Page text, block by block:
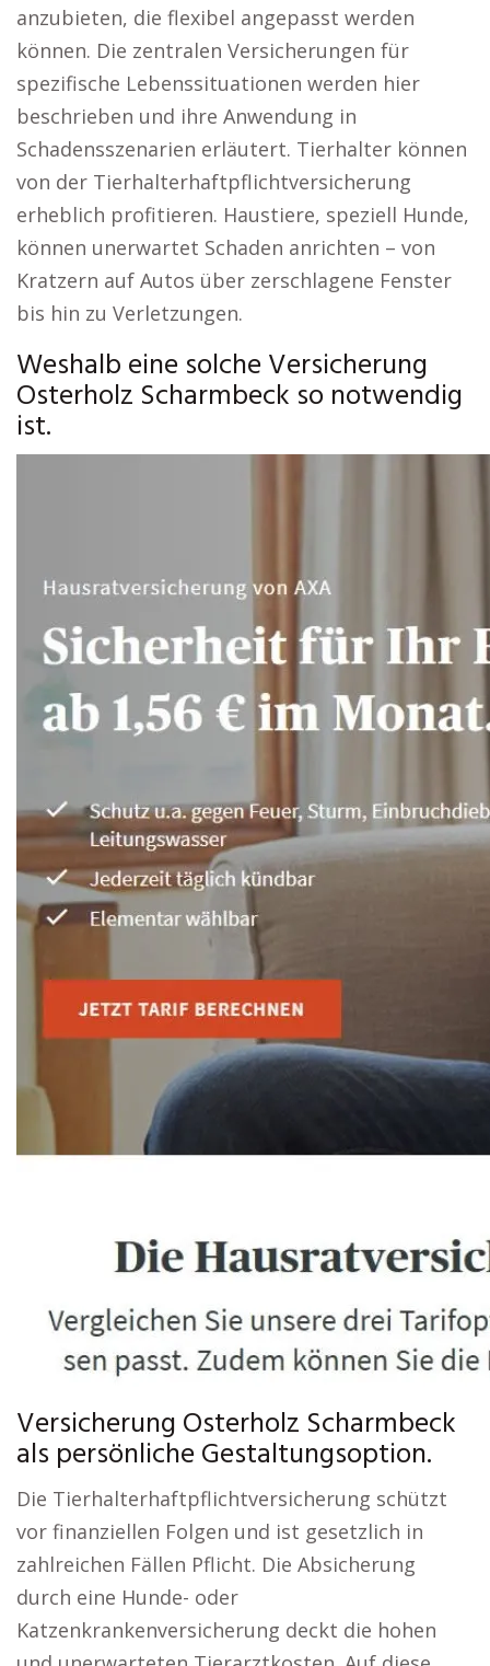
anzubieten, die flexibel angepasst werden
können. Die zentralen Versicherungen für
spezifische Lebenssituationen werden hier
beschrieben und ihre Anwendung in
Schadensszenarien erläutert. Tierhalter können
von der Tierhalterhaftpflichtversicherung
erheblich profitieren. Haustiere, speziell Hunde,
können unerwartet Schaden anrichten – von
Kratzern auf Autos über zerschlagene Fenster
bis hin zu Verletzungen.
Weshalb eine solche Versicherung
Osterholz Scharmbeck so notwendig
ist.
Versicherung Osterholz Scharmbeck
als persönliche Gestaltungsoption.
Die Tierhalterhaftpflichtversicherung schützt
vor finanziellen Folgen und ist gesetzlich in
zahlreichen Fällen Pflicht. Die Absicherung
durch eine Hunde- oder
Katzenkrankenversicherung deckt die hohen